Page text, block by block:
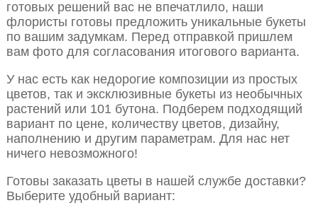
готовых решений вас не впечатлило, наши
флористы готовы предложить уникальные букеты
по вашим задумкам. Перед отправкой пришлем
вам фото для согласования итогового варианта.
У нас есть как недорогие композиции из простых
цветов, так и эксклюзивные букеты из необычных
растений или 101 бутона. Подберем подходящий
вариант по цене, количеству цветов, дизайну,
наполнению и другим параметрам. Для нас нет
ничего невозможного!
Готовы заказать цветы в нашей службе доставки?
Выберите удобный вариант: